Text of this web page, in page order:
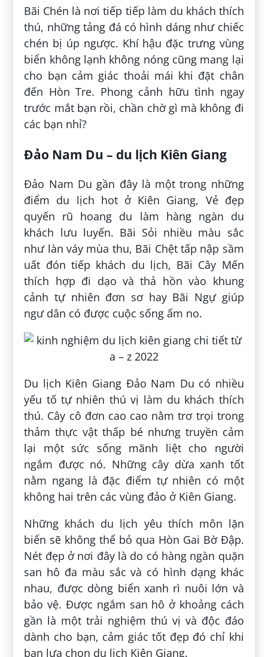
Bãi Chén là nơi tiếp tiếp làm du khách thích
thú, những tảng đá có hình dáng như chiếc
chén bị úp ngược. Khí hậu đặc trưng vùng
biển không lạnh không nóng cũng mang lại
cho bạn cảm giác thoải mái khi đặt chân
đến Hòn Tre. Phong cảnh hữu tình ngay
trước mắt bạn rồi, chần chờ gì mà không đi
các bạn nhỉ?
Đảo Nam Du – du lịch Kiên Giang
Đảo Nam Du gần đây là một trong những
điểm du lịch hot ở Kiên Giang, Vẻ đẹp
quyến rũ hoang du làm hàng ngàn du
khách lưu luyến. Bãi Sỏi nhiều màu sắc
như làn váy mùa thu, Bãi Chệt tấp nập sầm
uất đón tiếp khách du lịch, Bãi Cây Mến
thích hợp đi dạo và thả hồn vào khung
cảnh tự nhiên đơn sơ hay Bãi Ngự giúp
ngư dân có được cuộc sống ấm no.
Du lịch Kiên Giang Đảo Nam Du có nhiều
yếu tố tự nhiên thú vị làm du khách thích
thú. Cây cô đơn cao cao nằm trơ trọi trong
thảm thực vật thấp bé nhưng truyền cảm
lại một sức sống mãnh liệt cho người
ngắm được nó. Những cây dừa xanh tốt
nằm ngang là đặc điểm tự nhiên có một
không hai trên các vùng đảo ở Kiên Giang.
Những khách du lịch yêu thích môn lặn
biển sẽ không thể bỏ qua Hòn Gai Bờ Đập.
Nét đẹp ở nơi đây là do có hàng ngàn quặn
san hô đa màu sắc và có hình dạng khác
nhau, được dòng biển xanh rì nuôi lớn và
bảo vệ. Được ngắm san hô ở khoảng cách
gần là một trải nghiệm thú vị và độc đáo
dành cho bạn, cảm giác tốt đẹp đó chỉ khi
bạn lựa chọn du lịch Kiên Giang.